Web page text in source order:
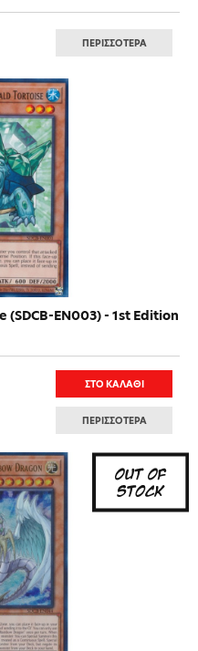
ΠΕΡΙΣΣΟΤΕΡΑ
EN003) - 1st Edition
ΣΤΟ ΚΑΛΑΘΙ
ΠΕΡΙΣΣΟΤΕΡΑ